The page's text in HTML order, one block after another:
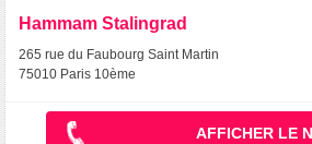
Hammam Stalingrad
265 rue du Faubourg Saint Martin
75010 Paris 10ème
AFFICHER LE